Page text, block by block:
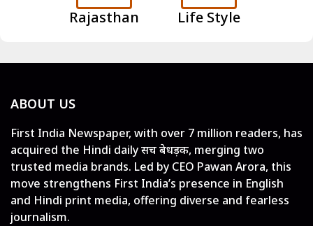
Rajasthan Life Style
ABOUT US
First India Newspaper, with over 7 million readers, has
acquired the Hindi daily सच बेधड़क, merging two
trusted media brands. Led by CEO Pawan Arora, this
move strengthens First India’s presence in English
and Hindi print media, offering diverse and fearless
journalism.